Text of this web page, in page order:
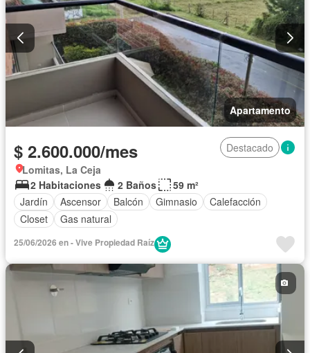
Apartamento
$ 2.600.000/mes
Destacado
Lomitas, La Ceja
2 Habitaciones
2 Baños
59 m²
Jardín
Ascensor Balcón Gimnasio
Calefacción
Closet
Gas natural
25/06/2026 en - Vive Propiedad Raíz